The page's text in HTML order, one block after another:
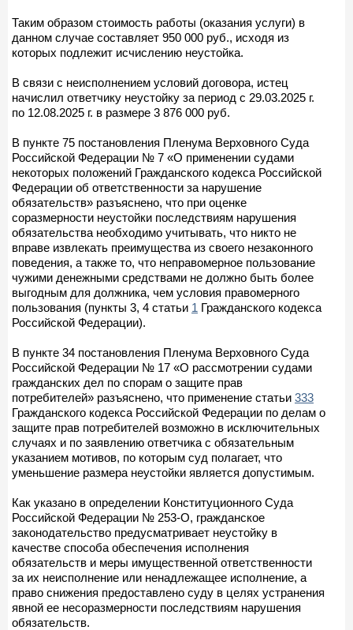
Таким образом стоимость работы (оказания услуги) в
данном случае составляет 950 000 руб., исходя из
которых подлежит исчислению неустойка.
В связи с неисполнением условий договора, истец
начислил ответчику неустойку за период с 29.03.2025 г.
по 12.08.2025 г. в размере 3 876 000 руб.
В пункте 75 постановления Пленума Верховного Суда
Российской Федерации № 7 «О применении судами
некоторых положений Гражданского кодекса Российской
Федерации об ответственности за нарушение
обязательств» разъяснено, что при оценке
соразмерности неустойки последствиям нарушения
обязательства необходимо учитывать, что никто не
вправе извлекать преимущества из своего незаконного
поведения, а также то, что неправомерное пользование
чужими денежными средствами не должно быть более
выгодным для должника, чем условия правомерного
пользования (пункты 3, 4 статьи 1 Гражданского кодекса
Российской Федерации).
В пункте 34 постановления Пленума Верховного Суда
Российской Федерации № 17 «О рассмотрении судами
гражданских дел по спорам о защите прав
потребителей» разъяснено, что применение статьи 333
Гражданского кодекса Российской Федерации по делам о
защите прав потребителей возможно в исключительных
случаях и по заявлению ответчика с обязательным
указанием мотивов, по которым суд полагает, что
уменьшение размера неустойки является допустимым.
Как указано в определении Конституционного Суда
Российской Федерации № 253-О, гражданское
законодательство предусматривает неустойку в
качестве способа обеспечения исполнения
обязательств и меры имущественной ответственности
за их неисполнение или ненадлежащее исполнение, а
право снижения предоставлено суду в целях устранения
явной ее несоразмерности последствиям нарушения
обязательств.